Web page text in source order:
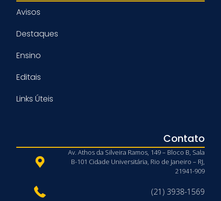
Avisos
Destaques
Ensino
Editais
Links Úteis
Contato
Av. Athos da Silveira Ramos, 149 – Bloco B, Sala
B-101 Cidade Universitária, Rio de Janeiro – RJ,
21941-909
(21) 3938-1569